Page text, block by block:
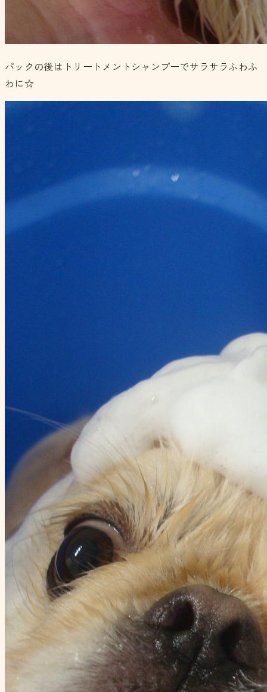
パックの後はトリートメントシャンプーでサラサラふわふ
わに☆